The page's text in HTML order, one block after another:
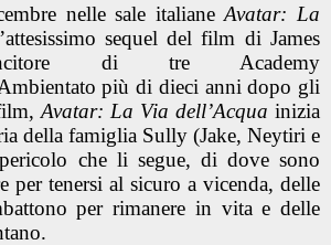
nelle sale italianeAvatar: La
sequel del film di James
di tre Academy
più di dieci anni dopo gli
Avatar: La Via dell’Acqua inizia
della famiglia Sully (Jake, Neytiri e
che li segue, di dove sono
per tenersi al sicuro a vicenda, delle
per rimanere in vita e delle